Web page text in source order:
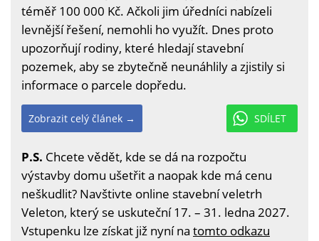
téměř 100 000 Kč. Ačkoli jim úředníci nabízeli
levnější řešení, nemohli ho využít. Dnes proto
upozorňují rodiny, které hledají stavební
pozemek, aby se zbytečně neunáhlily a zjistily si
informace o parcele dopředu.
SDÍLET
Zobrazit celý článek →
P.S. Chcete vědět, kde se dá na rozpočtu
výstavby domu ušetřit a naopak kde má cenu
neškudlit? Navštivte online stavební veletrh
Veleton, který se uskuteční 17. – 31. ledna 2027.
Vstupenku lze získat již nyní na tomto odkazu